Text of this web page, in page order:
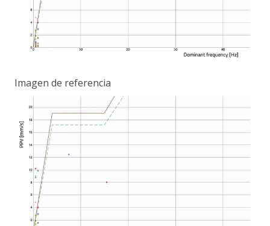
Imagen de referencia